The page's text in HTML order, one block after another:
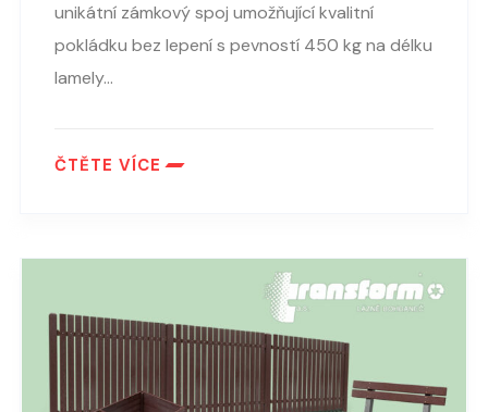
unikátní zámkový spoj umožňující kvalitní
pokládku bez lepení s pevností 450 kg na délku
lamely…
ČTĚTE VÍCE